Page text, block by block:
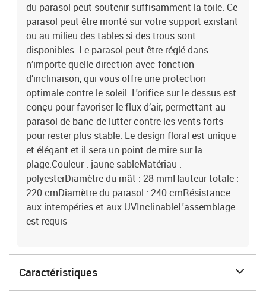
du parasol peut soutenir suffisamment la toile. Ce
parasol peut être monté sur votre support existant
ou au milieu des tables si des trous sont
disponibles. Le parasol peut être réglé dans
n’importe quelle direction avec fonction
d’inclinaison, qui vous offre une protection
optimale contre le soleil. L'orifice sur le dessus est
conçu pour favoriser le flux d’air, permettant au
parasol de banc de lutter contre les vents forts
pour rester plus stable. Le design floral est unique
et élégant et il sera un point de mire sur la
plage.Couleur : jaune sableMatériau :
polyesterDiamètre du mât : 28 mmHauteur totale :
220 cmDiamètre du parasol : 240 cmRésistance
aux intempéries et aux UVInclinableL'assemblage
est requis
Caractéristiques